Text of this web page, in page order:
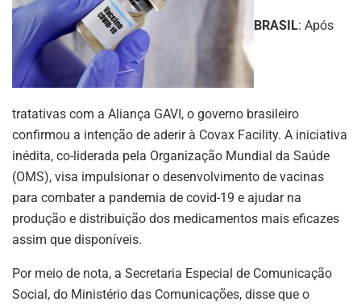
BRASIL: Após
tratativas com a Aliança GAVI, o governo brasileiro
confirmou a intenção de aderir à Covax Facility. A iniciativa
inédita, co-liderada pela Organização Mundial da Saúde
(OMS), visa impulsionar o desenvolvimento de vacinas
para combater a pandemia de covid-19 e ajudar na
produção e distribuição dos medicamentos mais eficazes
assim que disponíveis.
Por meio de nota, a Secretaria Especial de Comunicação
Social, do Ministério das Comunicações, disse que o